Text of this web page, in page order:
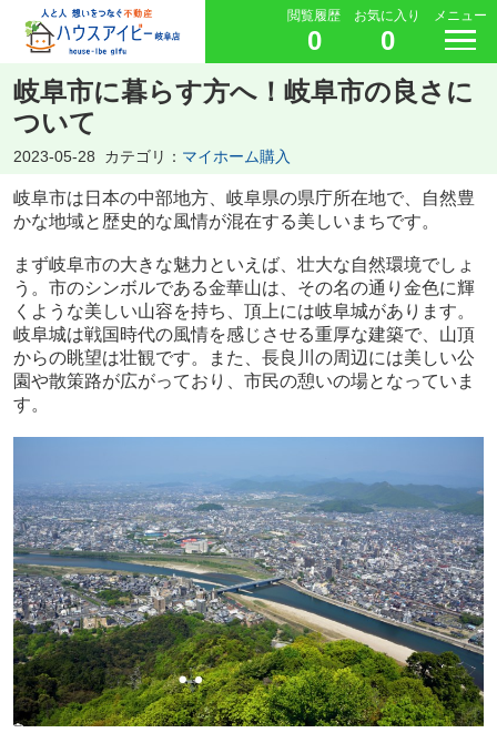
閲覧履歴
0
お気に入り
0
メニュー
岐阜市に暮らす方へ！岐阜市の良さに
ついて
2023-05-28 カテゴリ： マイホーム購入
岐阜市は日本の中部地方、岐阜県の県庁所在地で、自然豊
かな地域と歴史的な風情が混在する美しいまちです。
まず岐阜市の大きな魅力といえば、壮大な自然環境でしょ
う。市のシンボルである金華山は、その名の通り金色に輝
くような美しい山容を持ち、頂上には岐阜城があります。
岐阜城は戦国時代の風情を感じさせる重厚な建築で、山頂
からの眺望は壮観です。また、長良川の周辺には美しい公
園や散策路が広がっており、市民の憩いの場となっていま
す。